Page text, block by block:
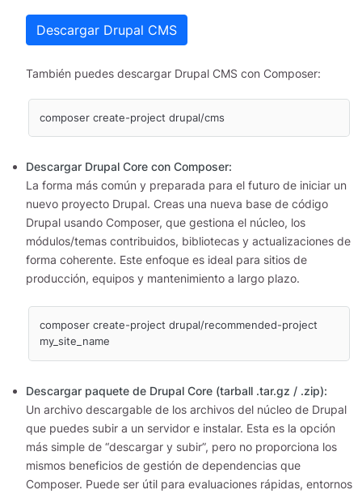
Descargar Drupal CMS
También puedes descargar Drupal CMS con Composer:
composer create-project drupal/cms
Descargar Drupal Core con Composer:
La forma más común y preparada para el futuro de iniciar un
nuevo proyecto Drupal. Creas una nueva base de código
Drupal usando Composer, que gestiona el núcleo, los
módulos/temas contribuidos, bibliotecas y actualizaciones de
forma coherente. Este enfoque es ideal para sitios de
producción, equipos y mantenimiento a largo plazo.
composer create-project drupal/recommended-project
my_site_name
Descargar paquete de Drupal Core (tarball .tar.gz / .zip):
Un archivo descargable de los archivos del núcleo de Drupal
que puedes subir a un servidor e instalar. Esta es la opción
más simple de “descargar y subir”, pero no proporciona los
mismos beneficios de gestión de dependencias que
Composer. Puede ser útil para evaluaciones rápidas, entornos